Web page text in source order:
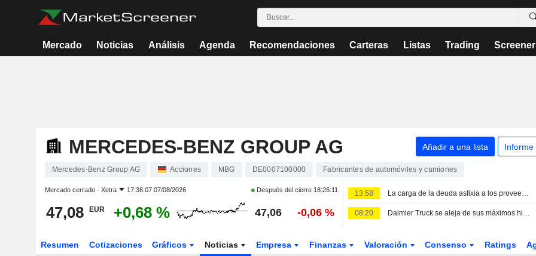
Mercado Noticias Análisis Agenda Recomendaciones Carteras Listas Trading
MERCEDES-BENZ GROUP AG Añadir a una lista Informe
Mercedes-Benz Group AG Acciones MBG DE0007100000 Fabricantes de automóviles y camiones
Mercado cerrado - Xetra 17:36:07 07/08/2026 Después del cierre 18:26:11
47,08 EUR +0,68 % 47,06 -0,06 %
13:58 La carga de la deuda asfixia a los proveedores de automoción alemanes en un sector en crisis, según un estudio
08:20 Daimler Truck se aleja de sus máximos históricos
Resumen Cotizaciones Gráficos Noticias Empresa Finanzas Valoración Consenso Ratings